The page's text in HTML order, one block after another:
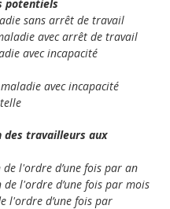
potentiels
sans arrêt de travail
avec arrêt de travail
avec incapacité
avec incapacité
des travailleurs aux
l'ordre d’une fois par an
l'ordre d’une fois par mois
l'ordre d’une fois par